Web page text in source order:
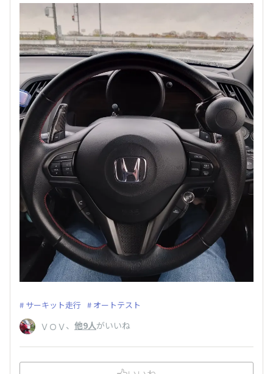
サーキット走行 オートテスト
ＶＯＶ、 他9人がいいね